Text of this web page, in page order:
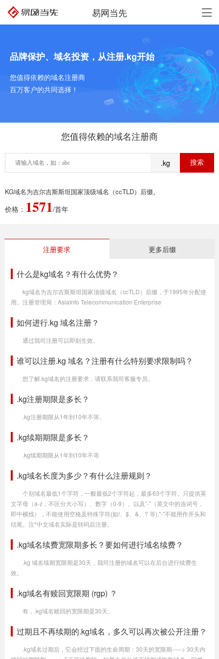
易网当先
品牌保护、域名投资，从注册.kg开始
您值得依赖的域名注册商
百万客户的共同选择！
您值得依赖的域名注册商
.kg
KG域名为吉尔吉斯斯坦国家顶级域名（ccTLD）后缀。
价格： 1571/首年
注册要求 更多后缀
什么是kg域名？有什么优势？
kg域名为吉尔吉斯斯坦国家顶级域名（ccTLD）后缀，于1995年分配使
用。注册管理局：AsiaInfo Telecommunication Enterprise
如何进行.kg 域名注册？
通过我司注册可以即刻生效。
谁可以注册.kg 域名？注册有什么特别要求限制吗？
想了解.kg域名的注册要求，请联系我司客服专员。
.kg注册期限是多长？
.kg注册期限从1年到10年不等。
.kg续期期限是多长？
.kg续期期限从1年到10年不等
.kg域名长度为多少？有什么注册规则？
个别域名最低1个字符，一般最低2个字符起，最多63个字符。只提供英
文字母（a-z，不区分大小写）、数字（0-9）、以及"-"（英文中的连词号，
即中横线），不能使用空格及特殊字符(如!、$、&、? 等),"-"不能用作开头和
结尾。注*中文域名实际是转码后注册。
.kg域名续费宽限期多长？要如何进行域名续费？
.kg 域名续期宽限期是30天，我司注册的域名可以在后台进行续费生
效。
.kg域名有赎回宽限期 (rgp) ？
有，.kg域名赎回的宽限期是30天。
过期且不再续期的.kg域名，多久可以再次被公开注册？
.kg域名过期后，它会经过下面的生命周期：30天的宽限期-----> 30天内